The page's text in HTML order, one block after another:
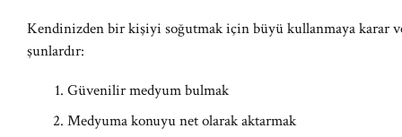
Kendinizden bir kişiyi soğutmak için büyü kullanmaya karar
şunlardır:
Güvenilir medyum bulmak
Medyuma konuyu net olarak aktarmak